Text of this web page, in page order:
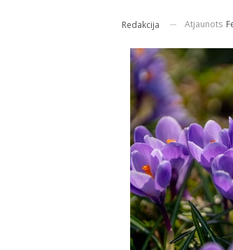
Redakcija Atjaunots